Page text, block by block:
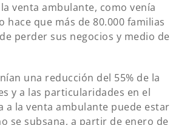
venta ambulante, como venía
hace que más de 80.000 familias
perder sus negocios y medio de
una reducción del 55% de la
y a las particularidades en el
a la venta ambulante puede estar
se subsana, a partir de enero de